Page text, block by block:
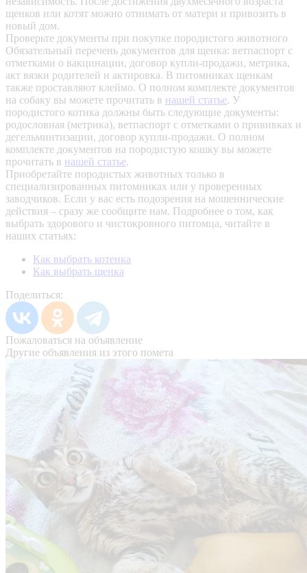
щенков или котят можно отнимать от матери и привозить в
новый дом.
Проверьте документы при покупке породистого животного
Обязательный перечень документов для щенка: ветпаспорт с
отметками о вакцинации, договор купли-продажи, метрика,
акт вязки родителей и актировка. В питомниках щенкам
также проставляют клеймо. О полном комплекте документов
на собаку вы можете прочитать в нашей статье. У
породистого котика должны быть следующие документы:
родословная (метрика), ветпаспорт с отметками о прививках и
дегельминтизации, договор купли-продажи. О полном
комплекте документов на породистую кошку вы можете
прочитать в нашей статье.
Приобретайте породистых животных только в
специализированных питомниках или у проверенных
заводчиков. Если у вас есть подозрения на мошеннические
действия – сразу же сообщите нам. Подробнее о том, как
выбрать здорового и чистокровного питомца, читайте в
наших статьях:
Как выбрать котенка
Как выбрать щенка
Поделиться:
Пожаловаться на объявление
Другие объявления из этого помета